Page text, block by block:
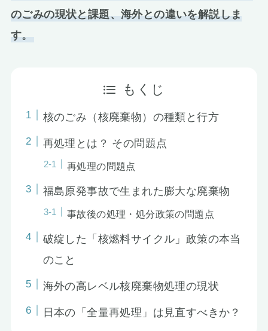
のごみの現状と課題、海外との違いを解説しま
す。
もくじ
核のごみ（核廃棄物）の種類と行方
再処理とは？ その問題点
再処理の問題点
福島原発事故で生まれた膨大な廃棄物
事故後の処理・処分政策の問題点
破綻した「核燃料サイクル」政策の本当
のこと
海外の高レベル核廃棄物処理の現状
日本の「全量再処理」は見直すべきか？